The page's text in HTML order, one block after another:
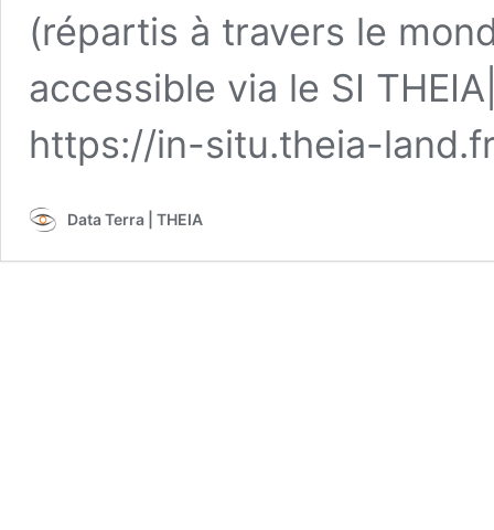
(répartis à travers le
accessible via le SI
https://in-situ.theia-
Data Terra | THEIA